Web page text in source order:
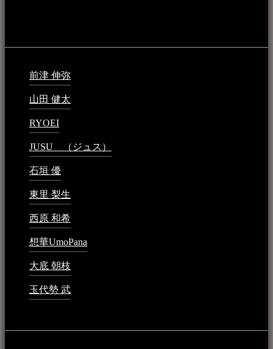
前津 伸弥
山田 健太
RYOEI
JUSU （ジュス）
石垣 優
東里 梨生
西原 和希
想華UmoPana
大底 朝枝
玉代勢 武